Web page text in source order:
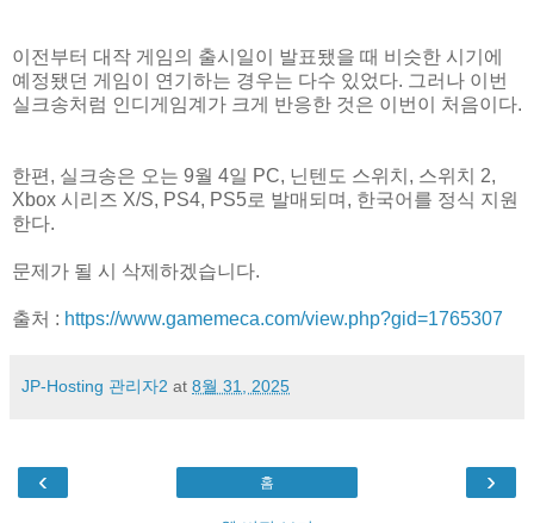
이전부터 대작 게임의 출시일이 발표됐을 때 비슷한 시기에
예정됐던 게임이 연기하는 경우는 다수 있었다. 그러나 이번
실크송처럼 인디게임계가 크게 반응한 것은 이번이 처음이다.
한편, 실크송은 오는 9월 4일 PC, 닌텐도 스위치, 스위치 2,
Xbox 시리즈 X/S, PS4, PS5로 발매되며, 한국어를 정식 지원
한다.
문제가 될 시 삭제하겠습니다.
출처 : https://www.gamemeca.com/view.php?gid=1765307
JP-Hosting 관리자2 at 8월 31, 2025
‹ ›
홈